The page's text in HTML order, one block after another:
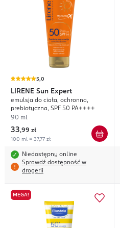
5,0
LIRENE Sun Expert
emulsja do ciała, ochronna,
prebiotyczna, SPF 50 PA++++
90 ml
33,99 zł
100 ml = 37,77 zł
Niedostępny online
Sprawdź dostępność w
drogerii
MEGA!